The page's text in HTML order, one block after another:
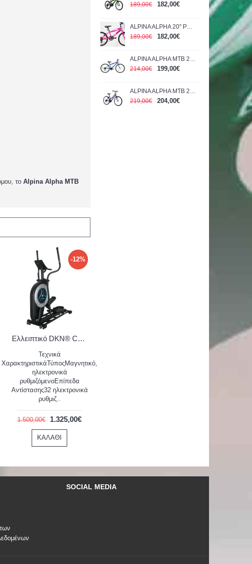
189,00€
182,00€
ALPINA ALPHA 20'' ΡΟΖ 1200Α 2022
189,00€
182,00€
ALPINA ALPHA MTB 24'' MAN BLUE 2022
214,00€
199,00€
ALPINA ALPHA MTB 26'' WOMAN PURPLE 1600G 2022
219,00€
204,00€
το Alpina Alpha MTB
-12%
Ελλειπτικό DKN® Cross Trainer XC‑190 (Σ-416)
Τεχνικά
ΧαρακτηριστικάΤύποςΜαγνητικό,
ηλεκτρονικά
ρυθμιζόμενοΕπίπεδα
Αντίστασης32 ηλεκτρονικά
ρυθμιζ..
1.500,00€ 1.325,00€
ΚΑΛΆΘΙ
SOCIAL MEDIA